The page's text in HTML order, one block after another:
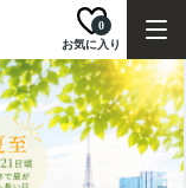
お気に入り
0